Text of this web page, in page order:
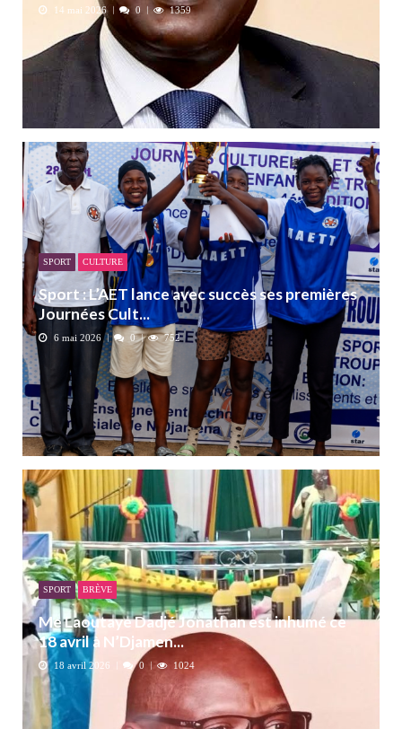
14 mai 2026 0 1359
SPORT CULTURE
Sport : L’AET lance avec succès ses premières
Journées Cult...
6 mai 2026 0 752
SPORT BRÈVE
Me Laoutaye Dadjé Jonathan est inhumé ce
18 avril à N’Djamen...
18 avril 2026 0 1024